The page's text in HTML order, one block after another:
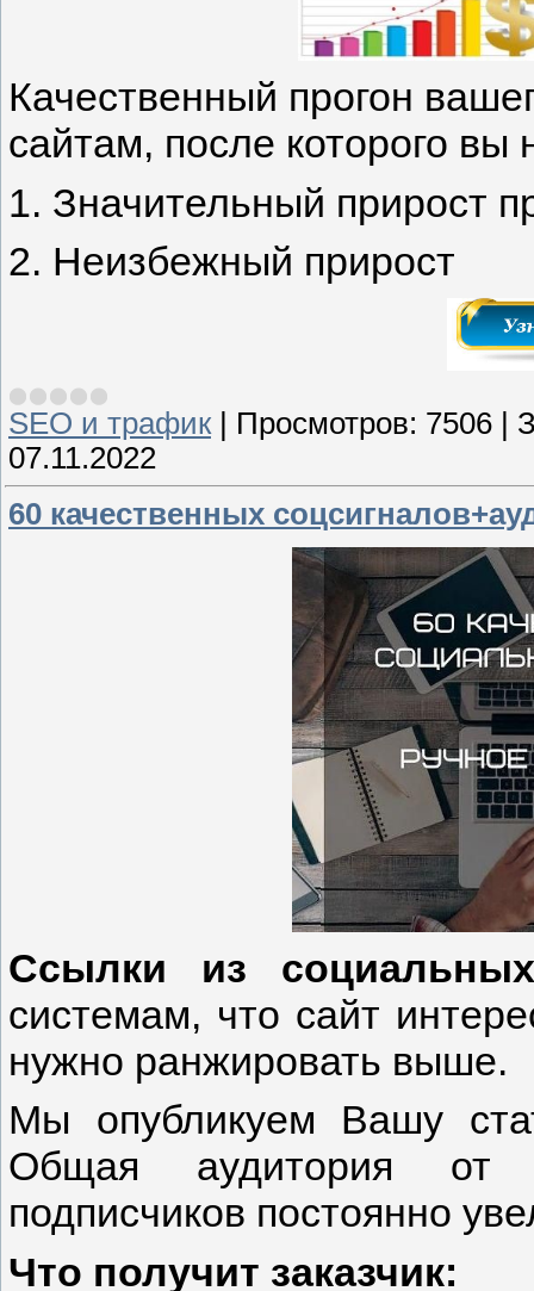
Качественный прогон
сайтам, после которого вы
1. Значительный прирост
2. Неизбежный прирост
SEO и трафик | Просмотров: 7506 |
07.11.2022
60 качественных
Ссылки из
системам, что сайт
нужно ранжировать выше.
Мы опубликуем Вашу
Общая аудитория от
подписчиков постоянно
Что получит заказчик: